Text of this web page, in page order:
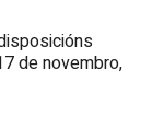
de novembro,